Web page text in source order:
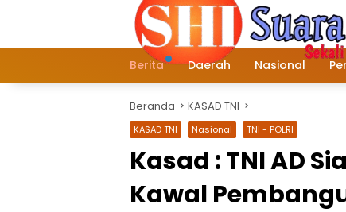
Berita Daerah Nasional
Beranda KASAD TNI
KASAD TNI Nasional TNI - POLRI
Kasad : TNI AD
Kawal